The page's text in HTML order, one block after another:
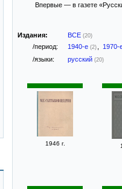
Впервые — в газете
Издания: ВСЕ (20)
/период: 1940-е (2) 1970-
/языки: русский (20)
1946 г.